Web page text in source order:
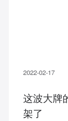
2022-02-17
这波大牌
架了